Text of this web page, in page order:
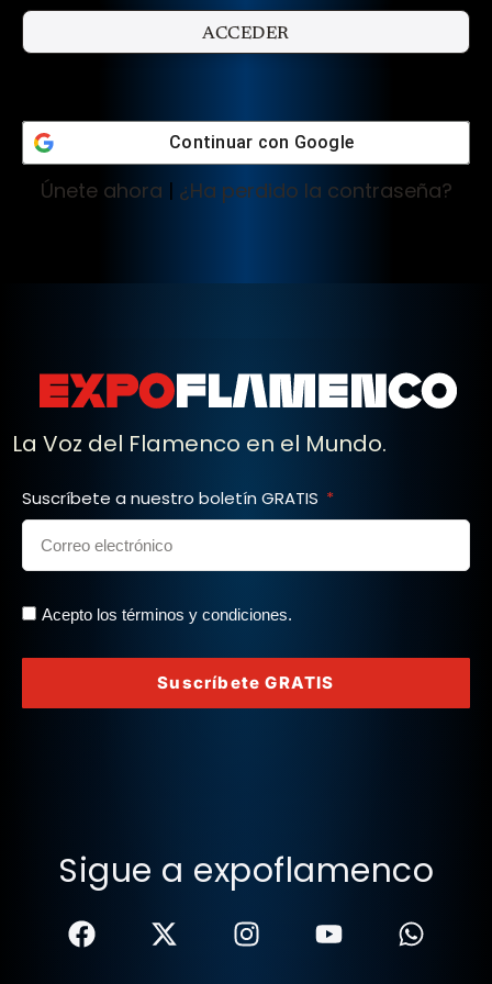
Continuar con Google
Únete ahora | ¿Ha perdido la contraseña?
La Voz del Flamenco en el Mundo.
Suscríbete a nuestro boletín GRATIS
Acepto los términos y condiciones.
Suscríbete GRATIS
Sigue a expoflamenco